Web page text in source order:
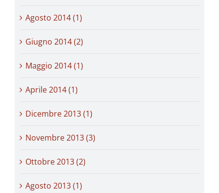
Agosto 2014 (1)
Giugno 2014 (2)
Maggio 2014 (1)
Aprile 2014 (1)
Dicembre 2013 (1)
Novembre 2013 (3)
Ottobre 2013 (2)
Agosto 2013 (1)